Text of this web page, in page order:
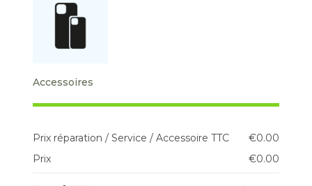
Accessoires
Prix réparation / Service / Accessoire TTC €0.00
Prix
€0.00